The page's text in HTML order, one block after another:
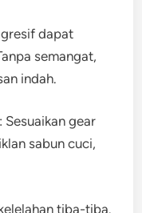
dapat
semangat,
indah.
Sesuaikan gear
sabun cuci,
tiba-tiba.